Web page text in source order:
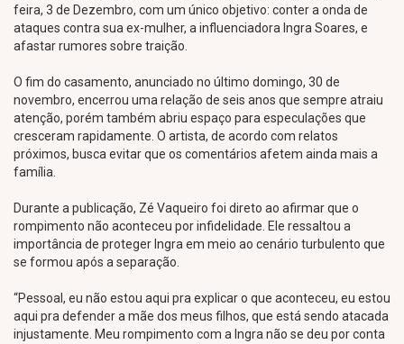
feira, 3 de Dezembro, com um único objetivo: conter a onda de
ataques contra sua ex-mulher, a influenciadora Ingra Soares, e
afastar rumores sobre traição.
O fim do casamento, anunciado no último domingo, 30 de
novembro, encerrou uma relação de seis anos que sempre atraiu
atenção, porém também abriu espaço para especulações que
cresceram rapidamente. O artista, de acordo com relatos
próximos, busca evitar que os comentários afetem ainda mais a
família.
Durante a publicação, Zé Vaqueiro foi direto ao afirmar que o
rompimento não aconteceu por infidelidade. Ele ressaltou a
importância de proteger Ingra em meio ao cenário turbulento que
se formou após a separação.
“Pessoal, eu não estou aqui pra explicar o que aconteceu, eu estou
aqui pra defender a mãe dos meus filhos, que está sendo atacada
injustamente. Meu rompimento com a Ingra não se deu por conta